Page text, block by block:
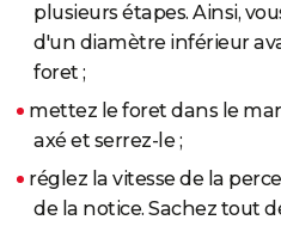
COPAINS D'AVANT
S'inscrire
Se connecter
Lycées
Collèges
Primaires
Universités
Entreprises
Service militaire
Avis de recherche
AVIS DE DÉCÈS
FORUM
plusieurs étapes. Ainsi,
d'un diamètre inférieur
foret ;
mettez le foret dans le
axé et serrez-le ;
réglez la vitesse de la
de la notice. Sachez tout